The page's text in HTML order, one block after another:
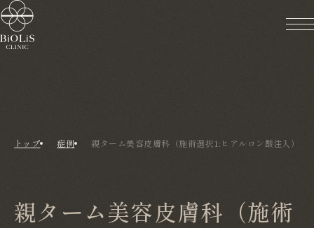
トップ 症例 親ターム美容皮膚科（施術選択1:ヒアルロン酸注入）
親ターム美容皮膚科（施術